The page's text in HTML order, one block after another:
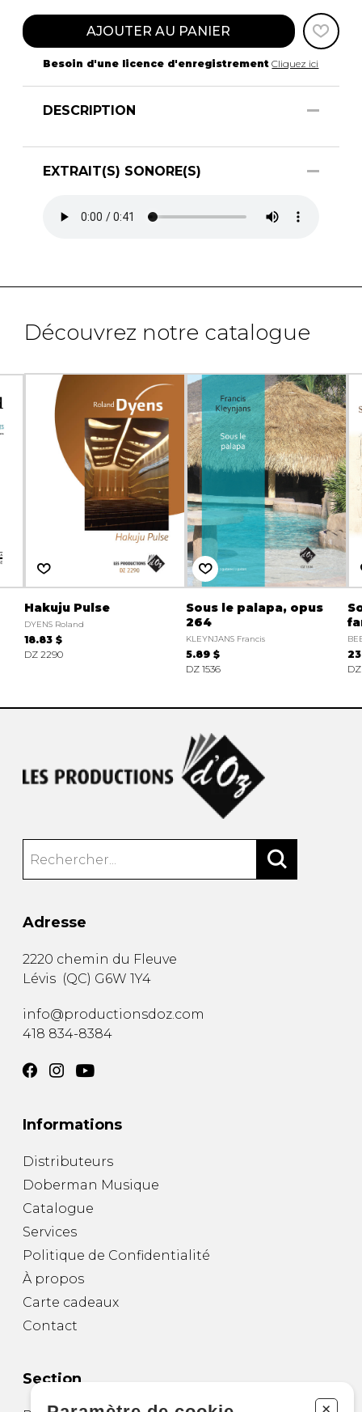
AJOUTER AU PANIER
Besoin d'une licence d'enregistrement Cliquez ici
DESCRIPTION
EXTRAIT(S) SONORE(S)
Découvrez notre catalogue
Hakuju Pulse
DYENS Roland
18.83 $
DZ 2290
Sous le palapa, opus
264
KLEYNJANS Francis
5.89 $
DZ 1536
Adresse
2220 chemin du Fleuve
Lévis (QC) G6W 1Y4
info@productionsdoz.com
418 834-8384
Informations
Distributeurs
Doberman Musique
Catalogue
Services
Politique de Confidentialité
À propos
Carte cadeaux
Contact
Section